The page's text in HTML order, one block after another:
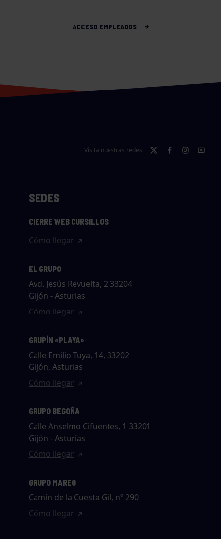
ACCESO EMPLEADOS
Visita nuestras redes
SEDES
CIERRE WEB CURSILLOS
Cómo llegar
EL GRUPO
Avd. Jesús Revuelta, 2 33204
Gijón - Asturias
Cómo llegar
GRUPÍN «PLAYA»
Calle Emilio Tuya, 14, 33202
Gijón, Asturias
Cómo llegar
GRUPO BEGOÑA
Calle Anselmo Cifuentes, 1 33201
Gijón - Asturias
Cómo llegar
GRUPO MAREO
Camín de la Cuesta Gil, nº 290
Cómo llegar